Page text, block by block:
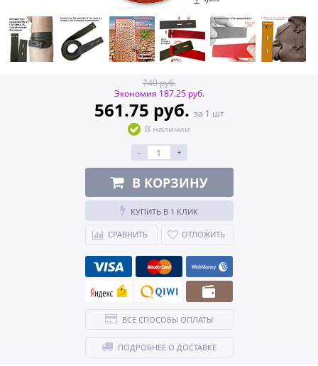
749 руб.
Экономия 187.25 руб.
561.75 руб. за 1 шт
В наличии
-
+
В КОРЗИНУ
КУПИТЬ В 1 КЛИК
СРАВНИТЬ ОТЛОЖИТЬ
ВСЕ СПОСОБЫ ОПЛАТЫ
ПОДРОБНЕЕ О ДОСТАВКЕ